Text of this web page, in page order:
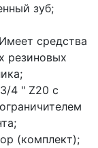
зуб;
средства
резиновых
4 " Z20 с
(комплект);